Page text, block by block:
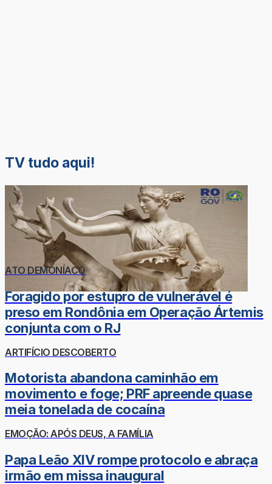
TV tudo aqui!
ATO DEMONÍACO
Foragido por estupro de vulnerável é
preso em Rondônia em Operação Ártemis
conjunta com o RJ
ARTIFÍCIO DESCOBERTO
Motorista abandona caminhão em
movimento e foge; PRF apreende quase
meia tonelada de cocaína
EMOÇÃO: APÓS DEUS, A FAMÍLIA
Papa Leão XIV rompe protocolo e abraça
irmão em missa inaugural